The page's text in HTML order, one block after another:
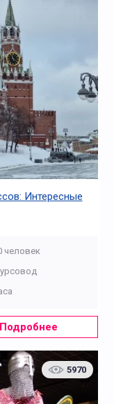
Интересные
человек
Подробнее
5970